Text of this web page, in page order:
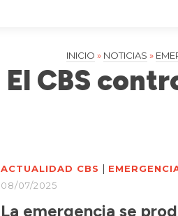
INICIO » NOTICIAS »
El CBS
ACTUALIDAD CBS |
08/07/2025
La emergencia se